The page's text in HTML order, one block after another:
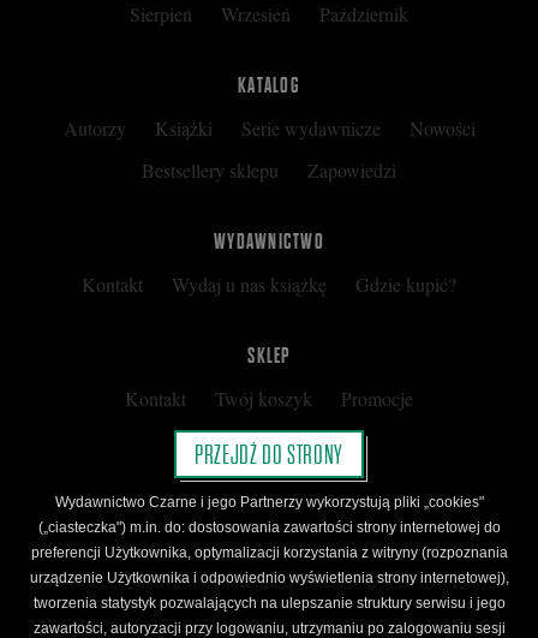
Sierpień Wrzesień Październik
KATALOG
Autorzy Książki Serie wydawnicze
Nowości
Bestsellery sklepu
Zapowiedzi
WYDAWNICTWO
Kontakt Wydaj u nas książkę Gdzie kupić?
SKLEP
Kontakt Twój koszyk
Promocje
Kup kartę podarunkową
Nota prawna
Regulamin
Polityka prywatności
Regulamin Klubu Czarnego
Regulamin Karty Podarunkowej
PRZEJDŹ DO STRONY
Wydawnictwo Czarne i jego Partnerzy wykorzystują pliki „cookies"
(„ciasteczka") m.in. do: dostosowania zawartości strony internetowej do
preferencji Użytkownika, optymalizacji korzystania z witryny (rozpoznania
urządzenie Użytkownika i odpowiednio wyświetlenia strony internetowej),
tworzenia statystyk pozwalających na ulepszanie struktury serwisu i jego
zawartości, autoryzacji przy logowaniu, utrzymaniu po zalogowaniu sesji